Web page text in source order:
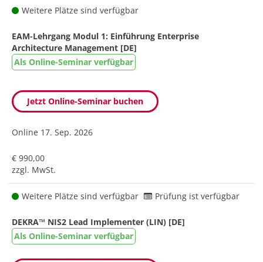
Weitere Plätze sind verfügbar
EAM-Lehrgang Modul 1: Einführung Enterprise
Architecture Management [DE]
Als Online-Seminar verfügbar
Jetzt Online-Seminar buchen
Online 17. Sep. 2026
€ 990,00
zzgl. MwSt.
Weitere Plätze sind verfügbar Prüfung ist verfügbar
DEKRA™ NIS2 Lead Implementer (LIN) [DE]
Als Online-Seminar verfügbar